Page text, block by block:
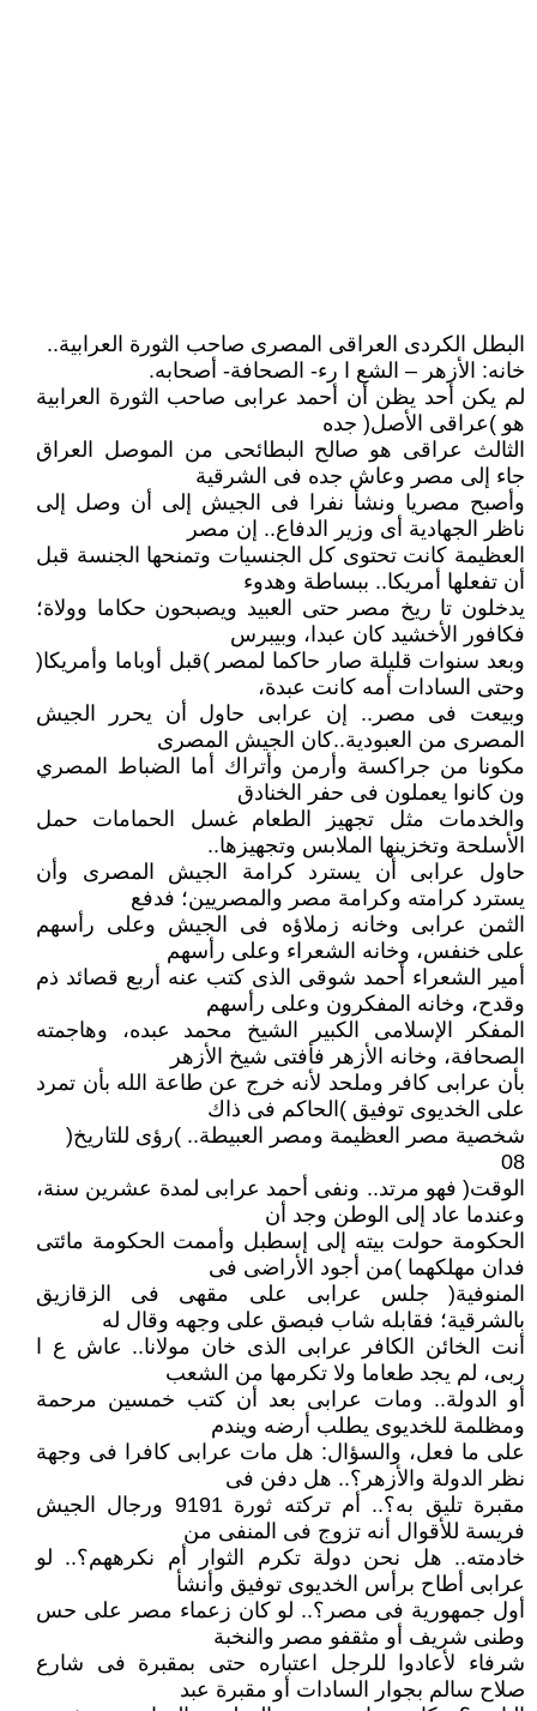
البطل الكردى العراقى المصرى صاحب الثورة العرابية..
خانه: الأزهر – الشع ا رء- الصحافة- أصحابه.
لم يكن أحد يظن أن أحمد عرابى صاحب الثورة العرابية
هو )عراقى الأصل( جده
الثالث عراقى هو صالح البطائحى من الموصل العراق
جاء إلى مصر وعاش جده فى الشرقية
وأصبح مصريا ونشأ نفرا فى الجيش إلى أن وصل إلى
ناظر الجهادية أى وزير الدفاع.. إن مصر
العظيمة كانت تحتوى كل الجنسيات وتمنحها الجنسة قبل
أن تفعلها أمريكا.. ببساطة وهدوء
يدخلون تا ريخ مصر حتى العبيد ويصبحون حكاما وولاة؛
فكافور الأخشيد كان عبدا، وبيبرس
وبعد سنوات قليلة صار حاكما لمصر )قبل أوباما وأمريكا(
وحتى السادات أمه كانت عبدة،
وبيعت فى مصر.. إن عرابى حاول أن يحرر الجيش
المصرى من العبودية..كان الجيش المصرى
مكونا من جراكسة وأرمن وأتراك أما الضباط المصري
ون كانوا يعملون فى حفر الخنادق
والخدمات مثل تجهيز الطعام غسل الحمامات حمل
الأسلحة وتخزينها الملابس وتجهيزها..
حاول عرابى أن يسترد كرامة الجيش المصرى وأن
يسترد كرامته وكرامة مصر والمصريين؛ فدفع
الثمن عرابى وخانه زملاؤه فى الجيش وعلى رأسهم
على خنفس، وخانه الشعراء وعلى رأسهم
أمير الشعراء أحمد شوقى الذى كتب عنه أربع قصائد ذم
وقدح، وخانه المفكرون وعلى رأسهم
المفكر الإسلامى الكبير الشيخ محمد عبده، وهاجمته
الصحافة، وخانه الأزهر فأفتى شيخ الأزهر
بأن عرابى كافر وملحد لأنه خرج عن طاعة الله بأن تمرد
على الخديوى توفيق )الحاكم فى ذاك
شخصية مصر العظيمة ومصر العبيطة.. )رؤى للتاريخ(
08
الوقت( فهو مرتد.. ونفى أحمد عرابى لمدة عشرين سنة،
وعندما عاد إلى الوطن وجد أن
الحكومة حولت بيته إلى إسطبل وأممت الحكومة مائتى
فدان مهلكهما )من أجود الأراضى فى
المنوفية( جلس عرابى على مقهى فى الزقازيق
بالشرقية؛ فقابله شاب فبصق على وجهه وقال له
أنت الخائن الكافر عرابى الذى خان مولانا.. عاش ع ا
ربى، لم يجد طعاما ولا تكرمها من الشعب
أو الدولة.. ومات عرابى بعد أن كتب خمسين مرحمة
ومظلمة للخديوى يطلب أرضه ويندم
على ما فعل، والسؤال: هل مات عرابى كافرا فى وجهة
نظر الدولة والأزهر؟.. هل دفن فى
مقبرة تليق به؟.. أم تركته ثورة 9191 ورجال الجيش
فريسة للأقوال أنه تزوج فى المنفى من
خادمته.. هل نحن دولة تكرم الثوار أم نكرههم؟.. لو
عرابى أطاح برأس الخديوى توفيق وأنشأ
أول جمهورية فى مصر؟.. لو كان زعماء مصر على حس
وطنى شريف أو مثقفو مصر والنخبة
شرفاء لأعادوا للرجل اعتباره حتى بمقبرة فى شارع
صلاح سالم بجوار السادات أو مقبرة عبد